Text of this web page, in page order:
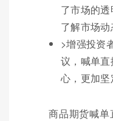
了市场的
了解市场动
>增强投资
议，喊单
心，更加坚
商品期货喊